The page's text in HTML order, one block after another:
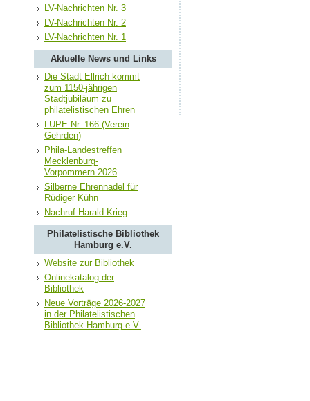
LV-Nachrichten Nr. 3
LV-Nachrichten Nr. 2
LV-Nachrichten Nr. 1
Aktuelle News und Links
Die Stadt Ellrich kommt
zum 1150-jährigen
Stadtjubiläum zu
philatelistischen Ehren
LUPE Nr. 166 (Verein
Gehrden)
Phila-Landestreffen
Mecklenburg-
Vorpommern 2026
Silberne Ehrennadel für
Rüdiger Kühn
Nachruf Harald Krieg
Philatelistische Bibliothek
Hamburg e.V.
Website zur Bibliothek
Onlinekatalog der
Bibliothek
Neue Vorträge 2026-2027
in der Philatelistischen
Bibliothek Hamburg e.V.